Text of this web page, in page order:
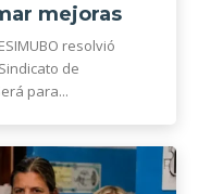
mejoras
resolvió
de
para...